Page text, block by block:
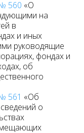
560 «О
на
в
и иных
руководящие
фондах и
об
561 «Об
о